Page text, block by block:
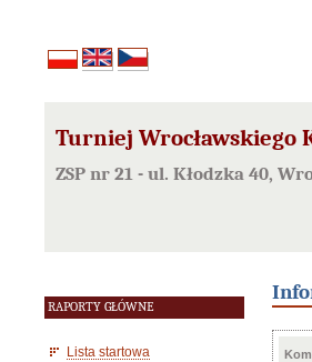
Turniej Wrocławskiego
ZSP nr 21 - ul. Kłodzka 40,
RAPORTY GŁÓWNE
Lista startowa